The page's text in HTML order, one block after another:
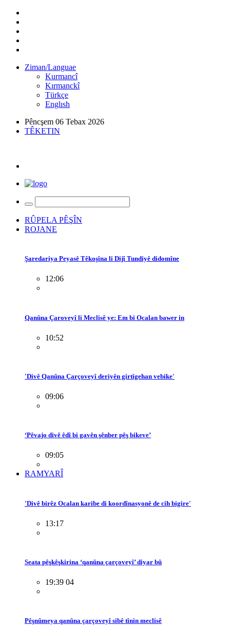
Ziman/Languae
Kurmancî
Kırmanckî
Türkçe
Englısh
Pêncşem 06 Tebax 2026
TÊKETIN
RÛPELA PÊŞÎN
ROJANE
Şaredariya Peyasê Têkoşîna li Dijî Tundiyê didomîne
12:06
Qanûna Çaroveyî li Meclisê ye: Em bi Ocalan bawer in
10:52
'Divê Qanûna Çarçoveyî deriyên girtîgehan vebike'
09:06
‘Pêvajo divê êdî bi gavên şênber pêş bikeve’
09:05
RAMYARÎ
'Divê birêz Ocalan karibe di koordînasyonê de cih bigire'
13:17
Seata pêşkêşkirina ‘qanûna çarçoveyî’ diyar bû
19:39 04
Pêşnûmeya qanûna çarçoveyî sibê tînin meclisê